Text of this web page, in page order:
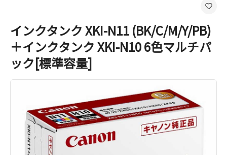
インクタンク XKI-N11 (BK/C/M/Y/PB)
＋インクタンク XKI-N10 6色マルチパ
ック[標準容量]